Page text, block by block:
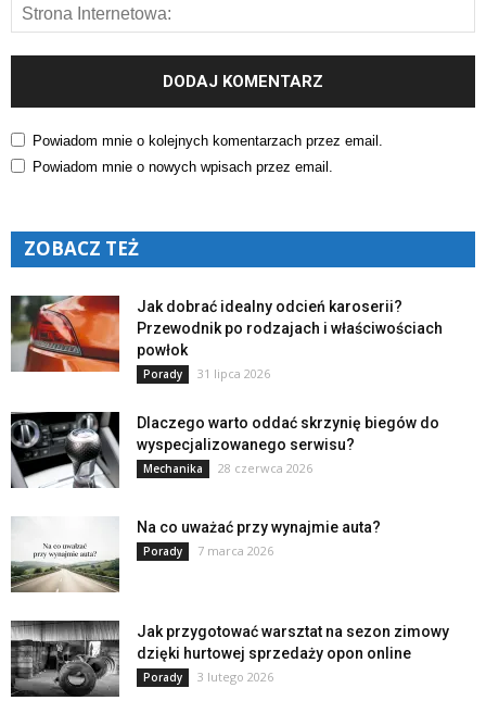
Powiadom mnie o kolejnych komentarzach przez email.
Powiadom mnie o nowych wpisach przez email.
ZOBACZ TEŻ
Jak dobrać idealny odcień karoserii?
Przewodnik po rodzajach i właściwościach
powłok
Porady 31 lipca 2026
Dlaczego warto oddać skrzynię biegów do
wyspecjalizowanego serwisu?
Mechanika 28 czerwca 2026
Na co uważać przy wynajmie auta?
Porady 7 marca 2026
Jak przygotować warsztat na sezon zimowy
dzięki hurtowej sprzedaży opon online
Porady 3 lutego 2026